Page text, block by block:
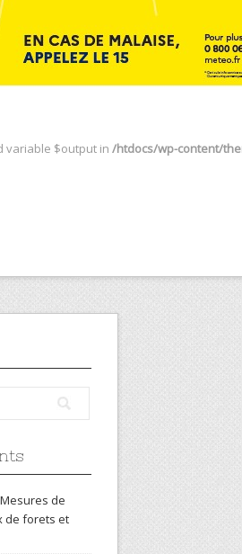
variable $output in /htdocs/wp-content/
de
de forets et